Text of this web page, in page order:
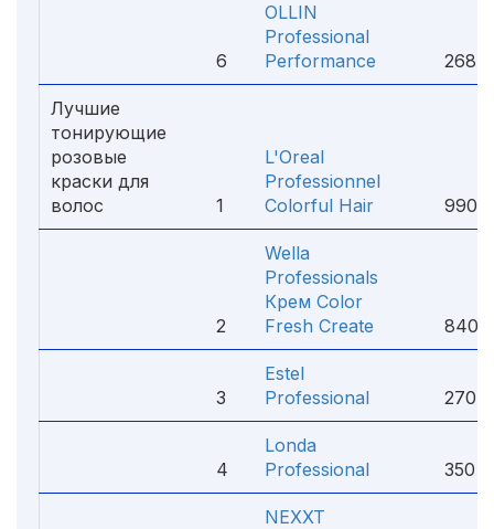
6
OLLIN
Professional
Performance
268 ₽
Лучшие
тонирующие
розовые
краски для
волос
1
L'Oreal
Professionnel
Colorful Hair
990 ₽
2
Wella
Professionals
Крем Color
Fresh Create
840
3
Estel
Professional
270 ₽
4
Londa
Professional
350 ₽
NEXXT